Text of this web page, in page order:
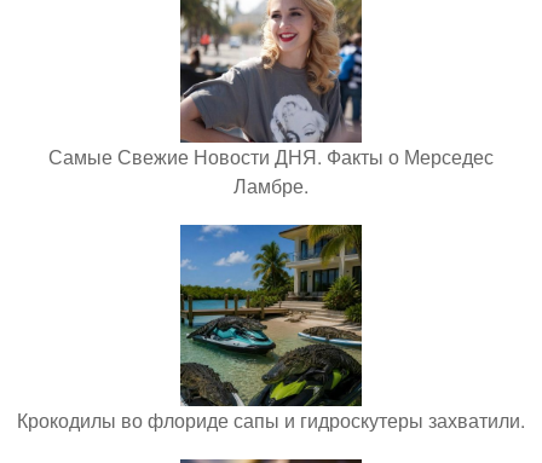
Самые Свежие Новости ДНЯ. Факты о Мерседес
Ламбре.
Крокодилы во флориде сапы и гидроскутеры захватили.